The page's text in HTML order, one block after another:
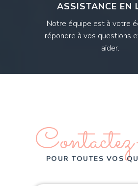
ASSISTANCE EN
Notre équipe est à votre
répondre à vos questions
aider.
POUR TOUTES VOS